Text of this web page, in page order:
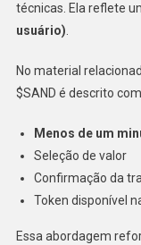
técnicas. Ela reflete
usuário)
No material
$SAND é descrito
Menos de um
Seleção de valor
Confirmação da
Token disponível
Essa abordagem